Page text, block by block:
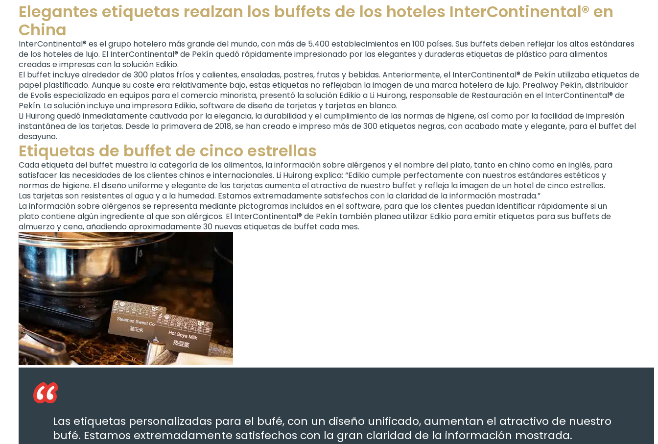
Elegantes etiquetas realzan los buffets de los hoteles InterContinental® en
China
InterContinental® es el grupo hotelero más grande del mundo, con más de 5.400 establecimientos en 100 países. Sus buffets deben reflejar los altos estándares
de los hoteles de lujo. El InterContinental® de Pekín quedó rápidamente impresionado por las elegantes y duraderas etiquetas de plástico para alimentos
creadas e impresas con la solución Edikio.
El buffet incluye alrededor de 300 platos fríos y calientes, ensaladas, postres, frutas y bebidas. Anteriormente, el InterContinental® de Pekín utilizaba etiquetas de
papel plastificado. Aunque su coste era relativamente bajo, estas etiquetas no reflejaban la imagen de una marca hotelera de lujo. Prealway Pekín, distribuidor
de Evolis especializado en equipos para el comercio minorista, presentó la solución Edikio a Li Huirong, responsable de Restauración en el InterContinental® de
Pekín. La solución incluye una impresora Edikio, software de diseño de tarjetas y tarjetas en blanco.
Li Huirong quedó inmediatamente cautivada por la elegancia, la durabilidad y el cumplimiento de las normas de higiene, así como por la facilidad de impresión
instantánea de las tarjetas. Desde la primavera de 2018, se han creado e impreso más de 300 etiquetas negras, con acabado mate y elegante, para el buffet del
desayuno.
Etiquetas de buffet de cinco estrellas
Cada etiqueta del buffet muestra la categoría de los alimentos, la información sobre alérgenos y el nombre del plato, tanto en chino como en inglés, para
satisfacer las necesidades de los clientes chinos e internacionales. Li Huirong explica: “Edikio cumple perfectamente con nuestros estándares estéticos y
normas de higiene. El diseño uniforme y elegante de las tarjetas aumenta el atractivo de nuestro buffet y refleja la imagen de un hotel de cinco estrellas.
Las tarjetas son resistentes al agua y a la humedad. Estamos extremadamente satisfechos con la claridad de la información mostrada.”
La información sobre alérgenos se representa mediante pictogramas incluidos en el software, para que los clientes puedan identificar rápidamente si un
plato contiene algún ingrediente al que son alérgicos. El InterContinental® de Pekín también planea utilizar Edikio para emitir etiquetas para sus buffets de
almuerzo y cena, añadiendo aproximadamente 30 nuevas etiquetas de buffet cada mes.
Las etiquetas personalizadas para el bufé, con un diseño unificado, aumentan el atractivo de nuestro
bufé. Estamos extremadamente satisfechos con la gran claridad de la información mostrada.